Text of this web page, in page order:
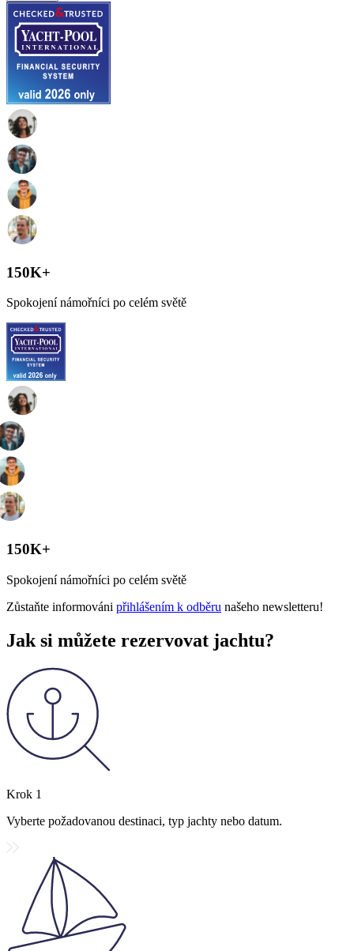
150K+
Spokojení námořníci po celém světě
150K+
Spokojení námořníci po celém světě
Zůstaňte informováni přihlášením k odběru našeho newsletteru!
Jak si můžete rezervovat jachtu?
Krok 1
Vyberte požadovanou destinaci, typ jachty nebo datum.